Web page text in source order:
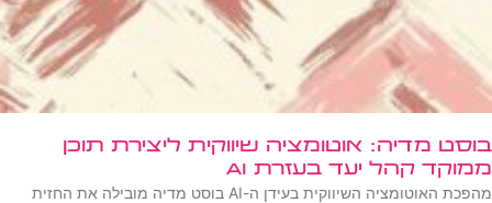
בוסט מדיה: אוטומציה שיווקית ליצירת תוכן
ממוקד קהל יעד בעזרת AI
מהפכת האוטומציה השיווקית בעידן ה-AI בוסט מדיה מובילה את החזית